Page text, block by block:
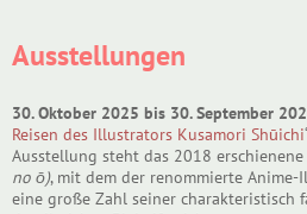
Ausstellungen
30. Oktober 2025 bis 30. September
Reisen des Illustrators Kusamori Shūichi
Ausstellung steht das 2018
no ō), mit dem der renommierte Anime-
eine große Zahl seiner charakteristisch